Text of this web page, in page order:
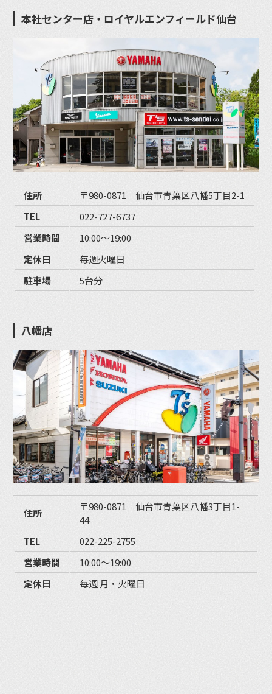
本社センター店・ロイヤルエンフィールド仙台
住所
〒980-0871 仙台市青葉区八幡5丁目2-1
TEL
022-727-6737
営業時間
10:00〜19:00
定休日
毎週火曜日
駐車場
5台分
八幡店
住所
〒980-0871 仙台市青葉区八幡3丁目1-
44
TEL
022-225-2755
営業時間
10:00〜19:00
定休日
毎週 月・火曜日